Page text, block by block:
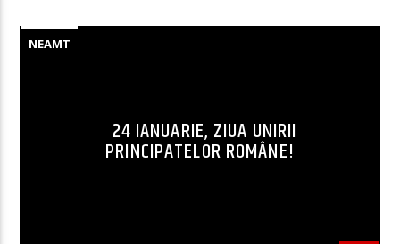
NEAMT
24 IANUARIE, ZIUA UNIRII
PRINCIPATELOR ROMÂNE!